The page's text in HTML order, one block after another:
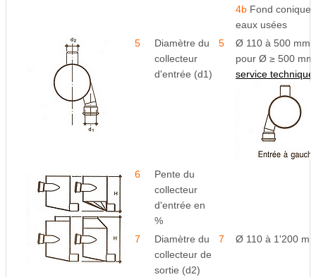
4b Fond
eaux usées
5
Diamètre du
collecteur
d'entrée (d1)
5
Ø 110 à 500 mm
pour Ø ≥ 500
service technique
6
Pente du
collecteur
d'entrée en
%
7
Diamètre du
collecteur de
sortie (d2)
7 Ø 110 à 1'200